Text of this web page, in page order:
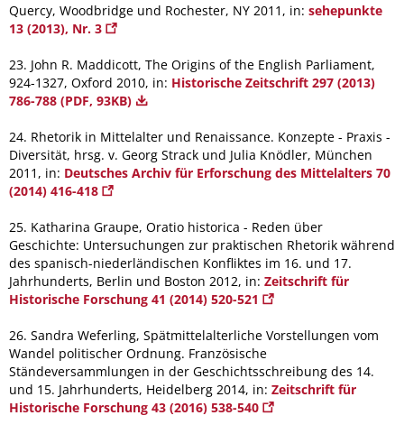
Quercy, Woodbridge und Rochester, NY 2011, in: sehepunkte
13 (2013), Nr. 3
23. John R. Maddicott, The Origins of the English Parliament,
924-1327, Oxford 2010, in: Historische Zeitschrift 297 (2013)
786-788 (PDF, 93KB)
24. Rhetorik in Mittelalter und Renaissance. Konzepte - Praxis -
Diversität, hrsg. v. Georg Strack und Julia Knödler, München
2011, in: Deutsches Archiv für Erforschung des Mittelalters 70
(2014) 416-418
25. Katharina Graupe, Oratio historica - Reden über
Geschichte: Untersuchungen zur praktischen Rhetorik während
des spanisch-niederländischen Konfliktes im 16. und 17.
Jahrhunderts, Berlin und Boston 2012, in: Zeitschrift für
Historische Forschung 41 (2014) 520-521
26. Sandra Weferling, Spätmittelalterliche Vorstellungen vom
Wandel politischer Ordnung. Französische
Ständeversammlungen in der Geschichtsschreibung des 14.
und 15. Jahrhunderts, Heidelberg 2014, in: Zeitschrift für
Historische Forschung 43 (2016) 538-540